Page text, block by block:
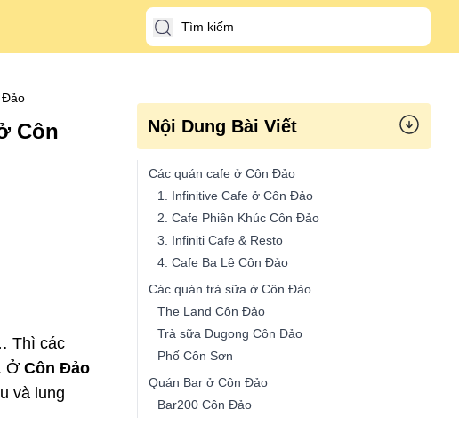
Đảo
Côn
Thì các
Ở Côn Đảo
và lung
Nội Dung Bài Viết
Các quán cafe ở Côn Đảo
1. Infinitive Cafe ở Côn Đảo
2. Cafe Phiên Khúc Côn Đảo
3. Infiniti Cafe & Resto
4. Cafe Ba Lê Côn Đảo
Các quán trà sữa ở Côn Đảo
The Land Côn Đảo
Trà sữa Dugong Côn Đảo
Phố Côn Sơn
Quán Bar ở Côn Đảo
Bar200 Côn Đảo